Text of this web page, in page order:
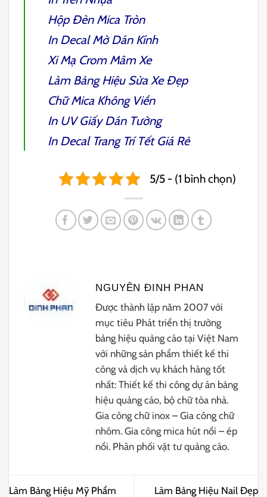
Hộp Đèn Mica Tròn
In Decal MờDán Kính
Xi Mạ Crom Mâm Xe
Làm Bảng Hiệu Sửa XeĐẹp
Chữ Mica Không Viền
In UV Giấy Dán Tường
In Decal Trang Trí TếtGiá Rẻ
5/5 - (1 bình chọn)
NGUYÊN ĐINH PHAN
Được thành lập năm 2007 với
mục tiêu Phát triển thị trường
bảng hiệu quảng cáo tại Việt Nam
với những sản phẩm thiết kế thi
công và dịch vụ khách hàng tốt
nhất: Thiết kế thi công dự án bảng
hiệu quảng cáo, bộ chữ tòa nhà.
Gia công chữ inox – Gia công chữ
nhôm. Gia công mica hút nổi – ép
nổi. Phân phối vật tư quảng cáo.
Làm Bảng Hiệu Mỹ Phẩm
Làm Bảng Hiệu Nail Đẹp